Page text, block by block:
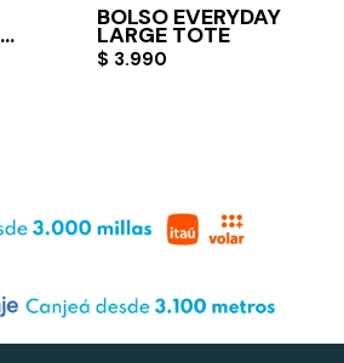
BOLSO EVERYDAY
LARGE TOTE
$ 3.990